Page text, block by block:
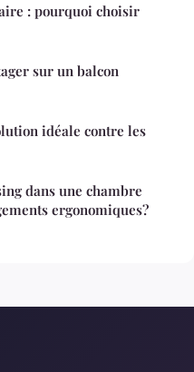
: pourquoi choisir
sur un balcon
idéale contre les
dans une chambre
ergonomiques?